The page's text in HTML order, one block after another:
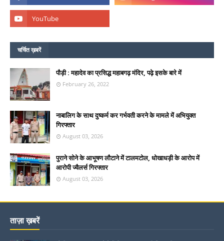
चर्चित ख़बरें
पौड़ी : महादेव का प्रसिद्ध महाबगढ़ मंदिर, पढ़े इसके बारे में
February 26, 2022
नाबालिग के साथ दुष्कर्म कर गर्भवती करने के मामले में अभियुक्त
गिरफ्तार
August 03, 2026
पुराने सोने के आभूषण लौटाने में टालमटोल, धोखाधड़ी के आरोप में
आरोपी ज्वैलर्स गिरफ्तार
August 03, 2026
ताज़ा ख़बरें